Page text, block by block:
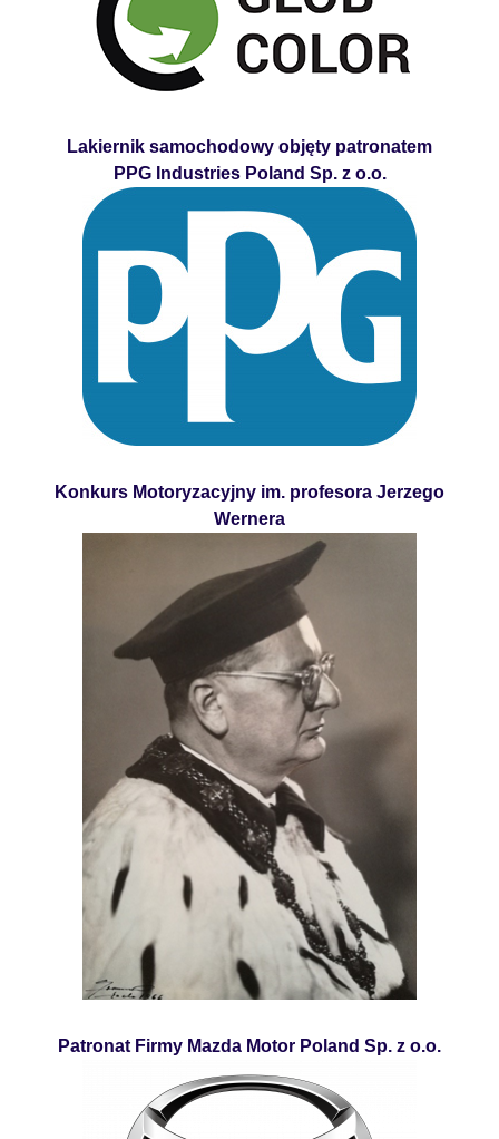
Lakiernik samochodowy objęty patronatem
PPG Industries Poland Sp. z o.o.
Konkurs Motoryzacyjny im. profesora Jerzego
Wernera
Patronat Firmy Mazda Motor Poland Sp. z o.o.